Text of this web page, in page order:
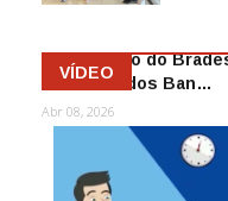
Funcionário do
Sindicato dos Ban…
Abr 08, 2026
VÍDEO